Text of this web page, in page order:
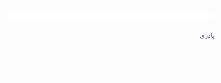
پادری